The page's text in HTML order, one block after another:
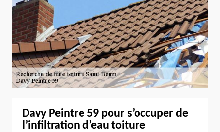
Davy Peintre 59 pour s’occuper de
l’infiltration d’eau toiture